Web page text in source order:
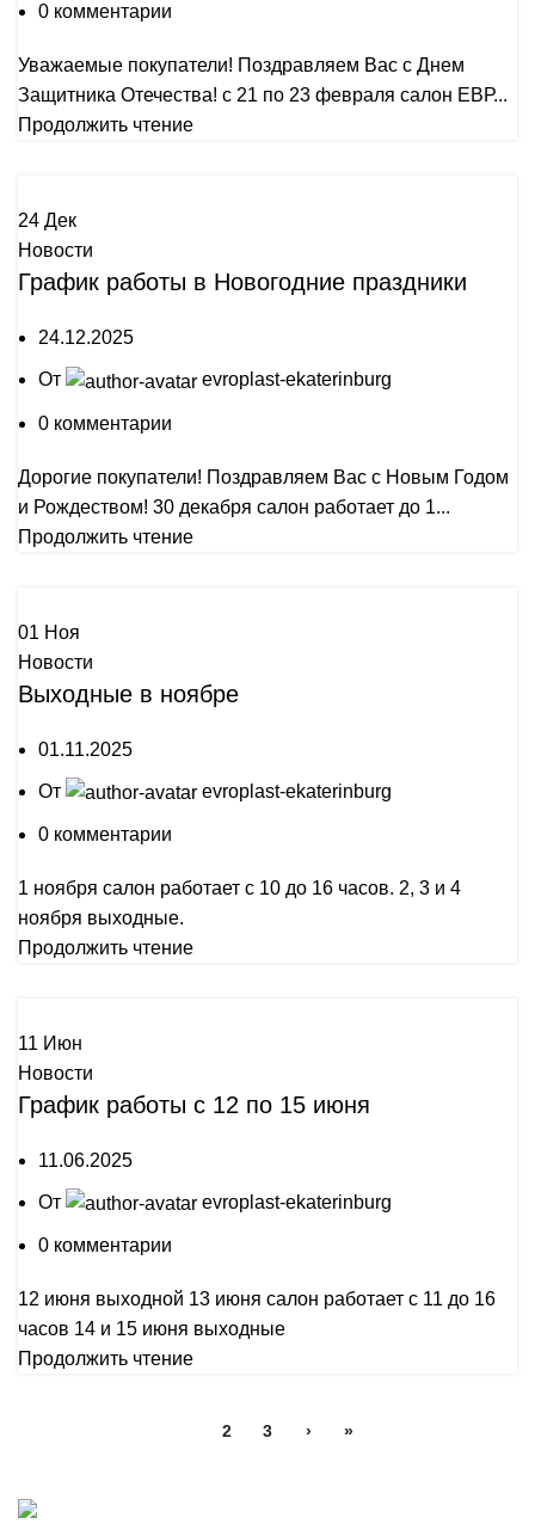
0 комментарии
Уважаемые покупатели! Поздравляем Вас с Днем
Защитника Отечества! с 21 по 23 февраля салон ЕВР...
Продолжить чтение
24 Дек
Новости
График работы в Новогодние праздники
24.12.2025
От evroplast-ekaterinburg
0 комментарии
Дорогие покупатели! Поздравляем Вас с Новым Годом
и Рождеством! 30 декабря салон работает до 1...
Продолжить чтение
01 Ноя
Новости
Выходные в ноябре
01.11.2025
От evroplast-ekaterinburg
0 комментарии
1 ноября салон работает с 10 до 16 часов. 2, 3 и 4
ноября выходные.
Продолжить чтение
11 Июн
Новости
График работы с 12 по 15 июня
11.06.2025
От evroplast-ekaterinburg
0 комментарии
12 июня выходной 13 июня салон работает с 11 до 16
часов 14 и 15 июня выходные
Продолжить чтение
2 3 › »